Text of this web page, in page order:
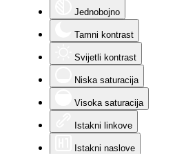
Jednobojno
Tamni kontrast
Svijetli kontrast
Niska saturacija
Visoka saturacija
Istakni linkove
Istakni naslove